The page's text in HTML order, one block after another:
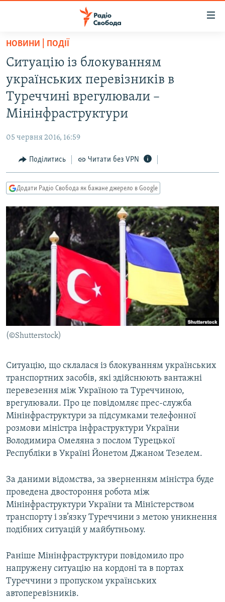
Перейти
основного
матеріалу
Перейти
до
основної
Перейти
пошуку
РАДІО СВОБОДА – 70 РОКІВ
ВСЕ ЗА ДОБУ
СТАТТІ
ПОЛІТИКА
СУСПІЛЬСТВО
КУЛЬТУРА
СПОРТ
СВІТ
ВІЙНА
ДОНБАС.РЕАЛІЇ
КРИМ.РЕАЛІЇ
ТИ ЯК?
КИТАЙ.ВИКЛИКИ
МУЛЬТИМЕДІА
ФОТО
СПЕЦПРОЄКТИ
ПОДКАСТИ
КРИМ РЕАЛІЇ
РУС
КТАТ
ДОЛУЧАЙСЯ!
Усі сайти RFE/RL
НОВИНИ | ПОДІЇ
Ситуацію із блокуванням
українських перевізників в
Туреччині врегулювали –
Мінінфраструктури
05 червня 2016, 16:59
Поділитись Читати без VPN
Додати Радіо Свобода як бажане джерело в Google
(©Shutterstock)
Ситуацію, що склалася із блокуванням українських
транспортних засобів, які здійснюють вантажні
перевезення між Україною та Туреччиною,
врегулювали. Про це повідомляє прес-служба
Мінінфраструктури за підсумками телефонної
розмови міністра інфраструктури України
Володимира Омеляна з послом Турецької
Республіки в Україні Йонетом Джаном Тезелем.
За даними відомства, за зверненням міністра буде
проведена двостороння робота між
Мінінфраструктури України та Міністерством
транспорту і зв’язку Туреччини з метою уникнення
подібних ситуацій у майбутньому.
Раніше Мінінфраструктури повідомило про
напружену ситуацію на кордоні та в портах
Туреччини з пропуском українських
автоперевізників.